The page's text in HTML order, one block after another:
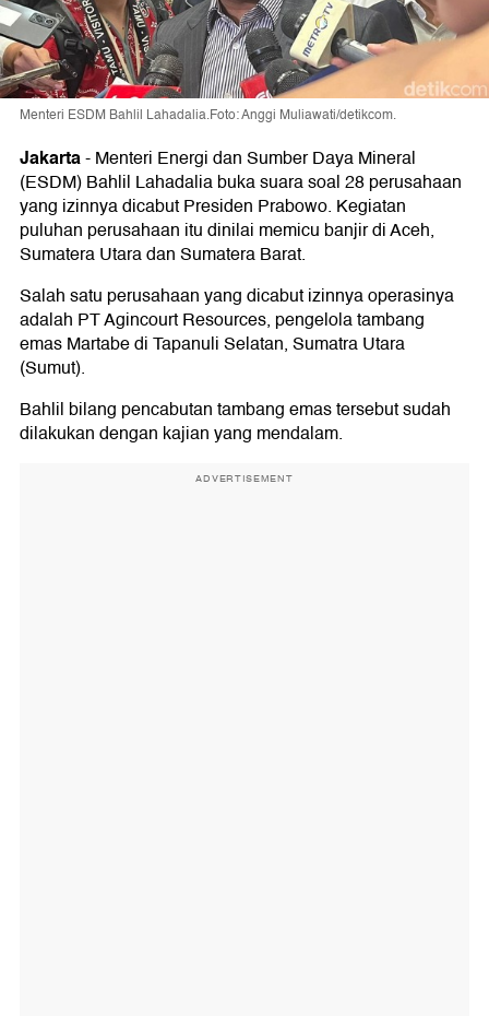
Menteri ESDM Bahlil Lahadalia.Foto: Anggi Muliawati/detikcom.
Jakarta-Menteri Energi dan Sumber Daya Mineral
(ESDM) Bahlil Lahadalia buka suara soal 28 perusahaan
yang izinnya dicabut Presiden Prabowo. Kegiatan
puluhan perusahaan itu dinilai memicu banjir di Aceh,
Sumatera Utara dan Sumatera Barat.
Salah satu perusahaan yang dicabut izinnya operasinya
adalah PT Agincourt Resources, pengelola tambang
emas Martabe di Tapanuli Selatan, Sumatra Utara
(Sumut).
Bahlil bilang pencabutan tambang emas tersebut sudah
dilakukan dengan kajian yang mendalam.
ADVERTISEMENT